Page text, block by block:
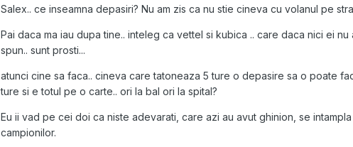
Salex.. ce inseamna depasiri? Nu am zis ca nu stie cineva cu volanul pe
Pai daca ma iau dupa tine.. inteleg ca vettel si kubica .. care daca nici ei
spun.. sunt prosti...
atunci cine sa faca.. cineva care tatoneaza 5 ture o depasire sa o poate
ture si e totul pe o carte.. ori la bal ori la spital?
Eu ii vad pe cei doi ca niste adevarati, care azi au avut ghinion, se
campionilor.